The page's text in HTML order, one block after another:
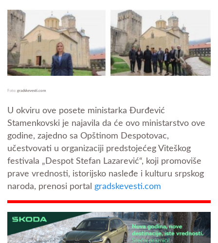
Foto: gradskevesti.com
U okviru ove posete ministarka Đurđević
Stamenkovski je najavila da će ovo ministarstvo ove
godine, zajedno sa Opštinom Despotovac,
učestvovati u organizaciji predstojećeg Viteškog
festivala „Despot Stefan Lazarević“, koji promoviše
prave vrednosti, istorijsko nasleđe i kulturu srpskog
naroda, prenosi portal gradskevesti.com